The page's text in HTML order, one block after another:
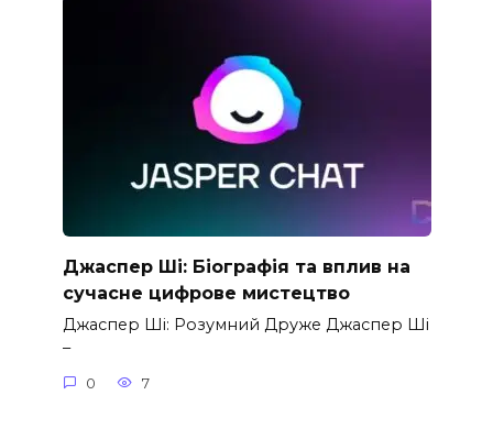
Джаспер Ші: Біографія та вплив на
сучасне цифрове мистецтво
Джаспер Ші: Розумний Друже Джаспер Ші
–
0 7